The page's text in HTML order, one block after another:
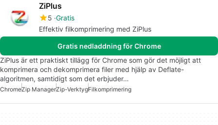
ZiPlus
5 Gratis
Effektiv filkomprimering med ZiPlus
Gratis nedladdning för Chrome
ZiPlus är ett praktiskt tillägg för Chrome som gör det möjligt att
komprimera och dekomprimera filer med hjälp av Deflate-
algoritmen, samtidigt som det erbjuder…
ChromeZip ManagerZip-VerktygFilkomprimering